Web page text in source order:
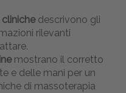
clinichedescrivono gli
rilevanti
mostrano il corretto
e delle mani per un
di massoterapia